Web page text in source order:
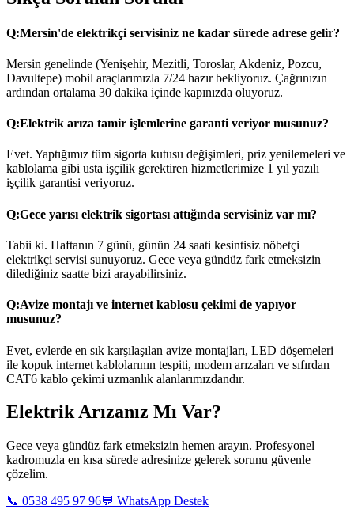
Q:Mersin'de elektrikçi servisiniz ne kadar sürede adrese gelir?
Mersin genelinde (Yenişehir, Mezitli, Toroslar, Akdeniz, Pozcu,
Davultepe) mobil araçlarımızla 7/24 hazır bekliyoruz. Çağrınızın
ardından ortalama 30 dakika içinde kapınızda oluyoruz.
Q:Elektrik arıza tamir işlemlerine garanti veriyor musunuz?
Evet. Yaptığımız tüm sigorta kutusu değişimleri, priz yenilemeleri ve
kablolama gibi usta işçilik gerektiren hizmetlerimize 1 yıl yazılı
işçilik garantisi veriyoruz.
Q:Gece yarısı elektrik sigortası attığında servisiniz var mı?
Tabii ki. Haftanın 7 günü, günün 24 saati kesintisiz nöbetçi
elektrikçi servisi sunuyoruz. Gece veya gündüz fark etmeksizin
dilediğiniz saatte bizi arayabilirsiniz.
Q:Avize montajı ve internet kablosu çekimi de yapıyor
musunuz?
Evet, evlerde en sık karşılaşılan avize montajları, LED döşemeleri
ile kopuk internet kablolarının tespiti, modem arızaları ve sıfırdan
CAT6 kablo çekimi uzmanlık alanlarımızdandır.
Elektrik Arızanız Mı Var?
Gece veya gündüz fark etmeksizin hemen arayın. Profesyonel
kadromuzla en kısa sürede adresinize gelerek sorunu güvenle
çözelim.
📞 0538 495 97 96💬 WhatsApp Destek